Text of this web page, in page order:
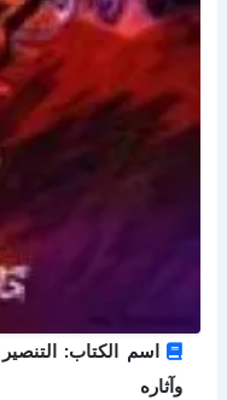
اسم الكتاب: التنصير
وآثاره